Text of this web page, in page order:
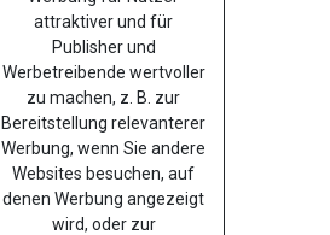
attraktiver und für
Publisher und
Werbetreibende wertvoller
zu machen, z. B. zur
Bereitstellung relevanterer
Werbung, wenn Sie andere
Websites besuchen, auf
denen Werbung angezeigt
wird, oder zur